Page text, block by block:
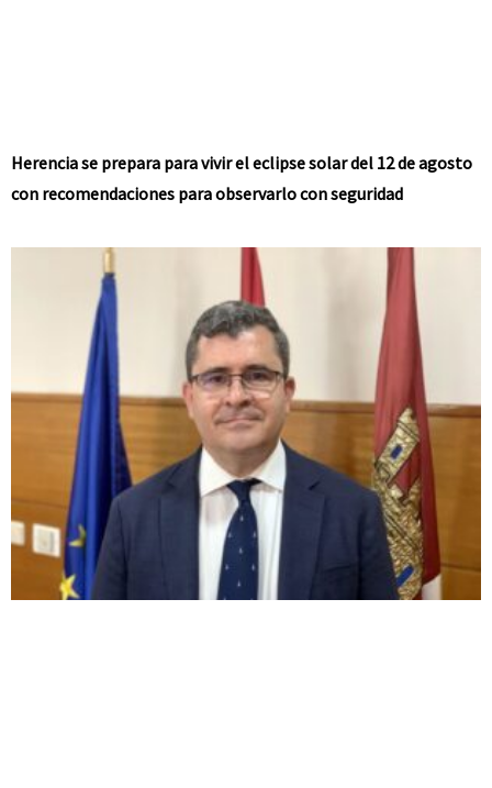
Herencia se prepara para vivir el eclipse solar del 12 de agosto
con recomendaciones para observarlo con seguridad